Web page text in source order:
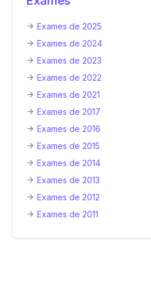
Exames de 2025
Exames de 2024
Exames de 2023
Exames de 2022
Exames de 2021
Exames de 2017
Exames de 2016
Exames de 2015
Exames de 2014
Exames de 2013
Exames de 2012
Exames de 2011